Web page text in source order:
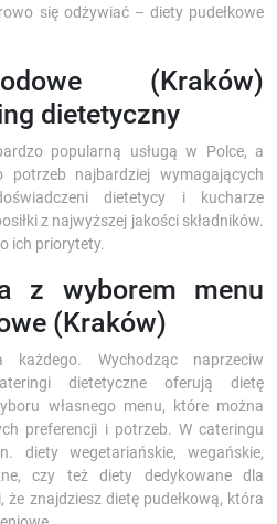
się odżywiać – diety pudełkowe
(Kraków)
dietetyczny
popularną usługą w Polce, a
najbardziej wymagających
dietetycy i kucharze
z najwyższej jakości składników.
ich priorytety.
z wyborem menu
(Kraków)
Wychodząc naprzeciw
dietetyczne oferują dietę
własnego menu, które można
preferencji i potrzeb. W cateringu
diety wegetariańskie, wegańskie,
czy też diety dedykowane dla
znajdziesz dietę pudełkową, która